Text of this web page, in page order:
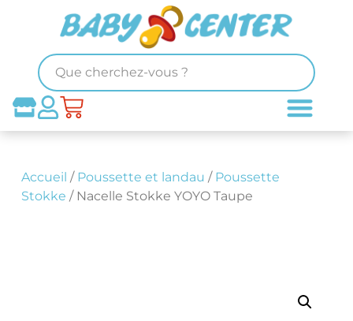
Accueil / Poussette et landau / Poussette
Stokke / Nacelle Stokke YOYO Taupe